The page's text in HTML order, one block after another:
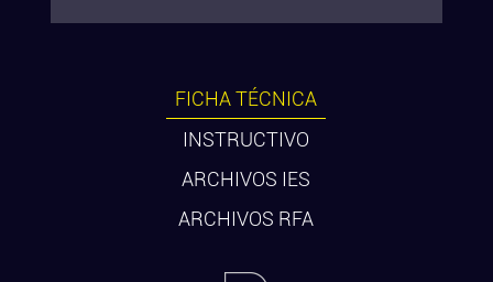
FICHA TÉCNICA
INSTRUCTIVO
ARCHIVOS IES
ARCHIVOS RFA